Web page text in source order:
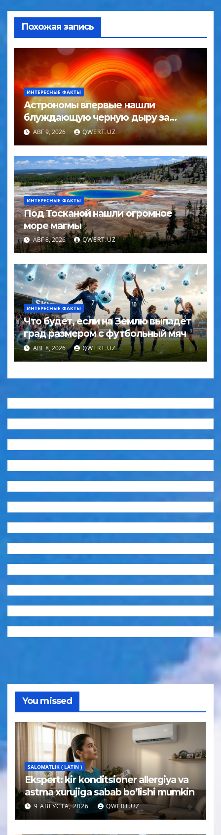
Похожая запись
ИНТЕРЕСНЫЕ ФАКТЫ
Астрономы впервые нашли
блуждающую черную дыру за
пределами галактики
АВГ 9, 2026 QWERT.UZ
ИНТЕРЕСНЫЕ ФАКТЫ
Под Тосканой нашли огромное
море магмы
АВГ 8, 2026 QWERT.UZ
ИНТЕРЕСНЫЕ ФАКТЫ
Что будет, если на Землю выпадет
град размером с футбольный мяч
АВГ 8, 2026 QWERT.UZ
You missed
SALOMATLIK ( LATIN )
Ekspert: kir konditsioner allergiya va
astma xurujiga sabab bo’lishi mumkin
9 АВГУСТА, 2026 QWERT.UZ